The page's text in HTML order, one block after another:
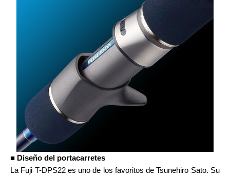
■ Diseño del portacarretes
La Fuji T-DPS22 es uno de los favoritos de Tsunehiro Sato. Su